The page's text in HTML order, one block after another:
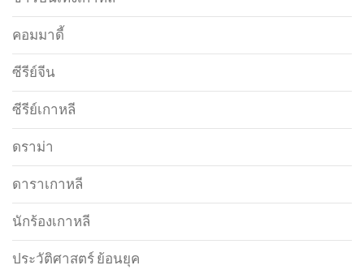
คอมมาดี้
ซีรีย์จีน
ซีรีย์เกาหลี
ดราม่า
ดาราเกาหลี
นักร้องเกาหลี
ประวัติศาสตร์ ย้อนยุค